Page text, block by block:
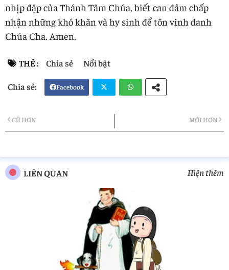
nhịp đập của Thánh Tâm Chúa, biết can đảm chấp
nhận những khó khăn và hy sinh để tôn vinh danh
Chúa Cha. Amen.
THẺ : Chia sẻ Nổi bật
Facebook
MỚI HƠN
CŨ HƠN
LIÊN QUAN Hiện thêm